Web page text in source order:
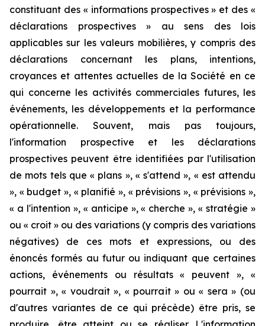
constituant des « informations prospectives » et des «
déclarations prospectives » au sens des lois
applicables sur les valeurs mobilières, y compris des
déclarations concernant les plans, intentions,
croyances et attentes actuelles de la Société en ce
qui concerne les activités commerciales futures, les
événements, les développements et la performance
opérationnelle. Souvent, mais pas toujours,
l'information prospective et les déclarations
prospectives peuvent être identifiées par l'utilisation
de mots tels que « plans », « s'attend », « est attendu
», « budget », « planifié », « prévisions », « prévisions »,
« a l'intention », « anticipe », « cherche », « stratégie »
ou « croit » ou des variations (y compris des variations
négatives) de ces mots et expressions, ou des
énoncés formés au futur ou indiquant que certaines
actions, événements ou résultats « peuvent », «
pourrait », « voudrait », « pourrait » ou « sera » (ou
d'autres variantes de ce qui précède) être pris, se